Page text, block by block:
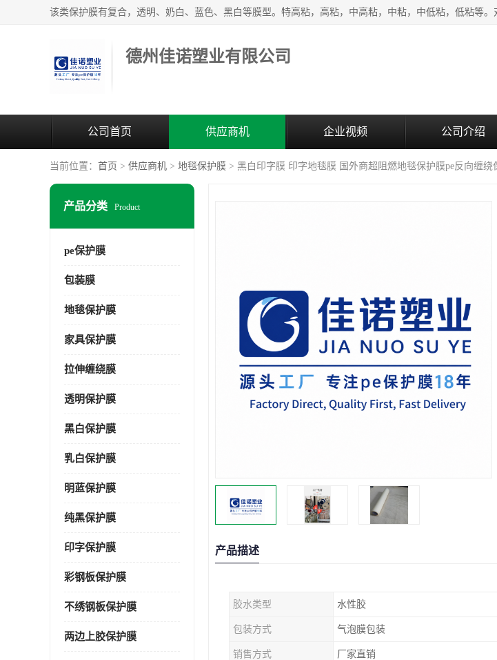
德州佳诺塑业有限公司
公司首页 供应商机 企业视频 公司介绍
当前位置： 首页 > 供应商机 > 地毯保护膜 > 黑白印字膜 印字地毯膜 国外商超阻燃地毯保护膜pe反向缠绕
产品分类 Product
pe保护膜
包装膜
地毯保护膜
家具保护膜
拉伸缠绕膜
透明保护膜
黑白保护膜
乳白保护膜
明蓝保护膜
纯黑保护膜
印字保护膜
彩钢板保护膜
不绣钢板保护膜
两边上胶保护膜
产品描述
胶水类型 水性胶
包装方式 气泡膜包装
销售方式 厂家直销